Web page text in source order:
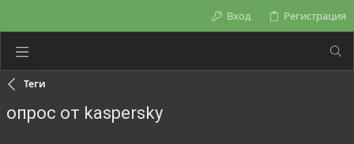
Вход Регистрация
Теги
опрос от kaspersky